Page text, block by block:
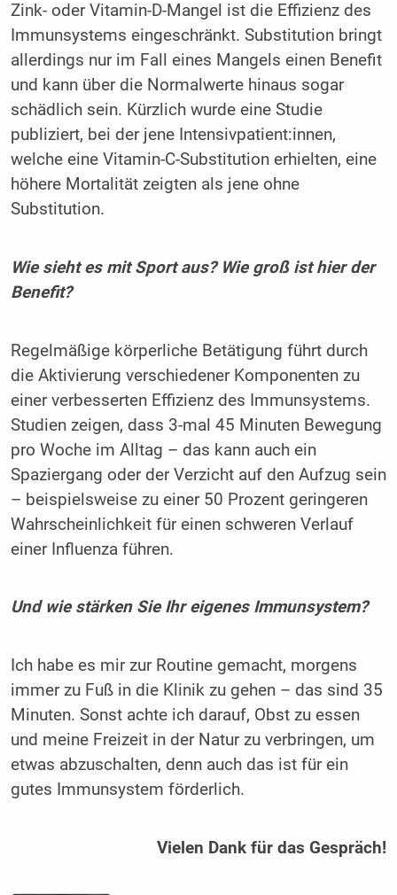
Zink- oder Vitamin-D-Mangel ist die Effizienz des
Immunsystems eingeschränkt. Substitution bringt
allerdings nur im Fall eines Mangels einen Benefit
und kann über die Normalwerte hinaus sogar
schädlich sein. Kürzlich wurde eine Studie
publiziert, bei der jene Intensivpatient:innen,
welche eine Vitamin-C-Substitution erhielten, eine
höhere Mortalität zeigten als jene ohne
Substitution.
Wie sieht es mit Sport aus? Wie groß ist hier der
Benefit?
Regelmäßige körperliche Betätigung führt durch
die Aktivierung verschiedener Komponenten zu
einer verbesserten Effizienz des ­Immunsystems.
Studien zeigen, dass 3-mal 45 Minuten Bewegung
pro Woche im Alltag – das kann auch ein
Spaziergang oder der ­Verzicht auf den Aufzug sein
– beispielsweise zu einer 50 Prozent ­geringeren
Wahrscheinlichkeit für einen schweren Verlauf
einer ­Influenza führen.
Und wie stärken Sie Ihr eigenes Immunsystem?
Ich habe es mir zur Routine gemacht, morgens
immer zu Fuß in die Klinik zu gehen – das sind 35
Minuten. Sonst achte ich darauf, Obst zu essen
und meine Freizeit in der Natur zu verbringen, um
etwas abzuschalten, denn auch das ist für ein
gutes Immunsystem ­förderlich.
Vielen Dank für das Gespräch!